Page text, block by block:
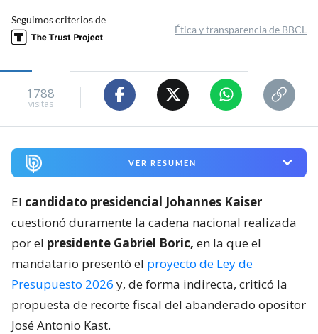
Seguimos criterios de
Ética y transparencia de BBCL
1788
visitas
VER RESUMEN
El candidato presidencial Johannes Kaiser
cuestionó duramente la cadena nacional realizada
por el presidente Gabriel Boric, en la que el
mandatario presentó el proyecto de Ley de
Presupuesto 2026 y, de forma indirecta, criticó la
propuesta de recorte fiscal del abanderado opositor
José Antonio Kast.